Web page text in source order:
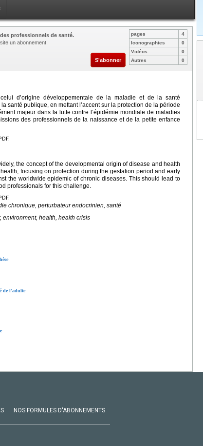
professionnels de santé.
un abonnement.
S'abonner
pages
4
Iconographies
0
Vidéos
0
Autres
0
d’origine développementale de la maladie et de la santé
santé publique, en mettant l’accent sur la protection de la période
majeur dans la lutte contre l’épidémie mondiale de maladies
des professionnels de la naissance et de la petite enfance
the concept of the developmental origin of disease and health
focusing on protection during the gestation period and early
the worldwide epidemic of chronic diseases. This should lead to
professionals for this challenge.
chronique, perturbateur endocrinien, santé
health, health crisis
de l’adulte
NOS FORMULES D'ABONNEMENTS